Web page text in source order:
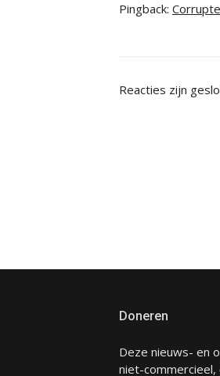
Pingback:
Reacties zijn
Doneren
Deze nieuws- en
niet-commercieel,